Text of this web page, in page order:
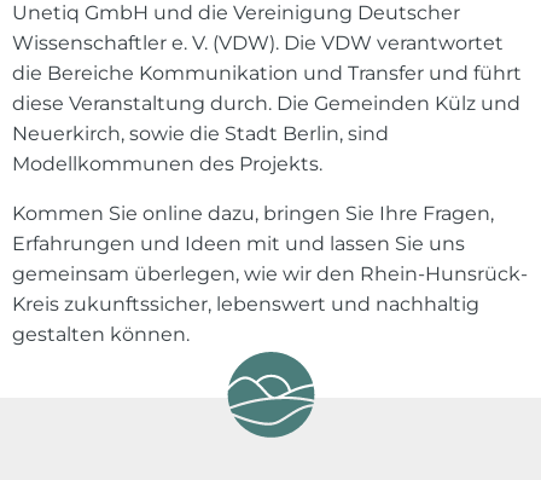
Unetiq GmbH und die Vereinigung Deutscher
Wissenschaftler e. V. (VDW). Die VDW verantwortet
die Bereiche Kommunikation und Transfer und führt
diese Veranstaltung durch. Die Gemeinden Külz und
Neuerkirch, sowie die Stadt Berlin, sind
Modellkommunen des Projekts.
Kommen Sie online dazu, bringen Sie Ihre Fragen,
Erfahrungen und Ideen mit und lassen Sie uns
gemeinsam überlegen, wie wir den Rhein-Hunsrück-
Kreis zukunftssicher, lebenswert und nachhaltig
gestalten können.